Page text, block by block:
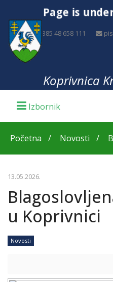
Page is
+385 48 658 111
Koprivnica
Početna Novosti
13.05.2026.
u Koprivnici
Novosti